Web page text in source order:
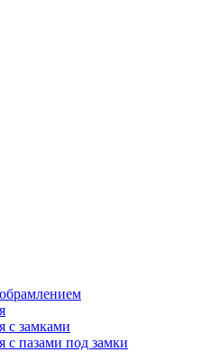
с замками
с пазами под замки